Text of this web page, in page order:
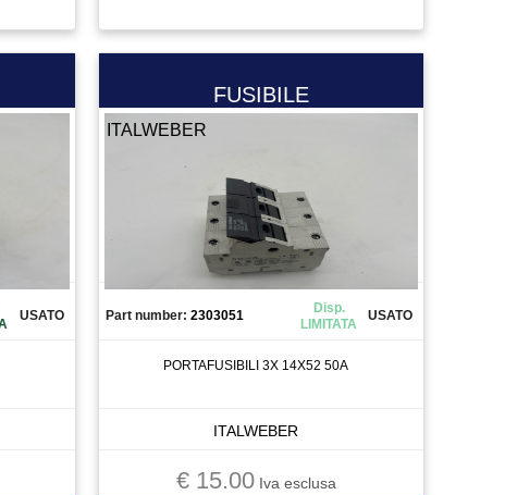
USATO
FUSIBILE
ITALWEBER
Part number: 2303051
Disp.
LIMITATA
USATO
PORTAFUSIBILI 3X 14X52 50A
ITALWEBER
€ 15.00Iva esclusa